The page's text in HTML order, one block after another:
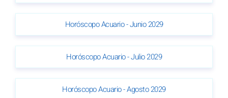
Horóscopo Acuario - Junio 2029
Horóscopo Acuario - Julio 2029
Horóscopo Acuario - Agosto 2029